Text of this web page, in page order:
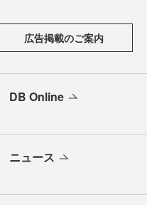
広告掲載のご案内
DB Online
ニュース